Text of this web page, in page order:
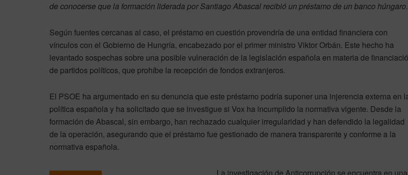
de conocerse que la formación liderada por Santiago Abascal recibió un préstamo de un banco húngaro.
Según fuentes cercanas al caso, el préstamo en cuestión provendría de una entidad financiera con
vínculos con el Gobierno de Hungría, encabezado por el primer ministro Viktor Orbán. Este hecho ha
levantado sospechas sobre una posible vulneración de la legislación española en materia de
de partidos políticos, que prohíbe la recepción de fondos extranjeros.
El PSOE ha argumentado en su denuncia que este préstamo podría suponer una injerencia externa en
política española y ha solicitado que se investigue si Vox ha incumplido la normativa vigente. Desde la
formación de Abascal, sin embargo, han rechazado cualquier irregularidad y han defendido la legalidad
de la operación, asegurando que el préstamo fue gestionado de manera transparente y conforme a la
normativa española.